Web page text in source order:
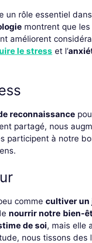
un rôle essentiel
montrent que
améliorent
le stress et l’
reconnaissance
partagé, nous
participent à notre
comme cultiver un
nourrir notre bien-
de soi, mais elle
nous tissons